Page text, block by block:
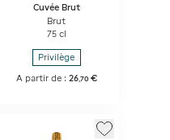
Cuvée Brut
Brut
75 cl
Privilège
A partir de : 26,70 €